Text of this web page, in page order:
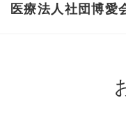
医療法人社団博